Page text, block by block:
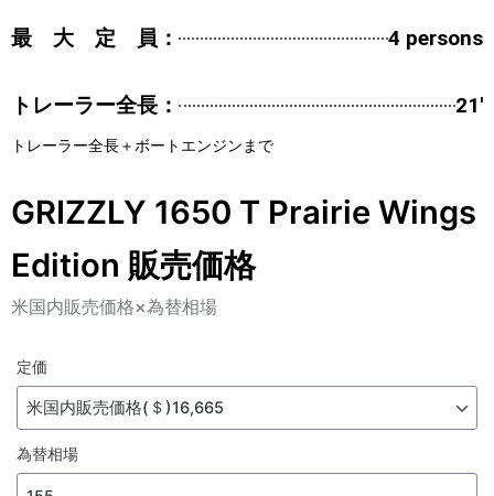
最 大 定 員： 4 persons
トレーラー全長： 21'
トレーラー全長＋ボートエンジンまで
GRIZZLY 1650 T Prairie Wings
Edition 販売価格
米国内販売価格×為替相場
定価
為替相場